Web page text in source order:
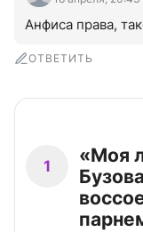
Анфиса права,
ОТВЕТИТЬ
1
«Моя